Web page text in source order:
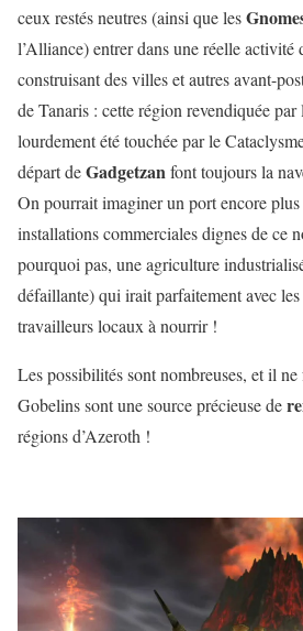
ceux restés neutres (ainsi que les
l’Alliance) entrer dans une réelle activité
construisant des villes et autres avant-
de Tanaris : cette région revendiquée
lourdement été touchée par le
départ deGadgetzanfont toujours la
On pourrait imaginer un port encore plus
installations commerciales dignes de ce
pourquoi pas, une agriculture
défaillante) qui irait parfaitement avec
travailleurs locaux à nourrir !
Les possibilités sont nombreuses, et il
Gobelins sont une source précieuse de
régions d’Azeroth !